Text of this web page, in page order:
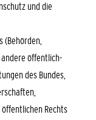
und die
(Behörden,
öffentlich-
des Bundes,
Rechts